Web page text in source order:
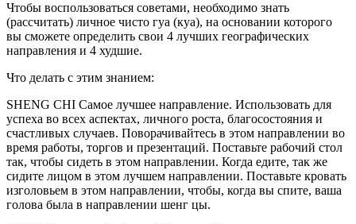
Чтобы воспользоваться советами, необходимо знать
(рассчитать) личное чисто гуа (куа), на основании которого
вы сможете определить свои 4 лучших географических
направления и 4 худшие.
Что делать с этим знанием:
SHENG CHI Самое лучшее направление. Использовать для
успеха во всех аспектах, личного роста, благосостояния и
счастливых случаев. Поворачивайтесь в этом направлении во
время работы, торгов и презентаций. Поставьте рабочий стол
так, чтобы сидеть в этом направлении. Когда едите, так же
сидите лицом в этом лучшем направлении. Поставьте кровать
изголовьем в этом направлении, чтобы, когда вы спите, ваша
голова была в направлении шенг цы.